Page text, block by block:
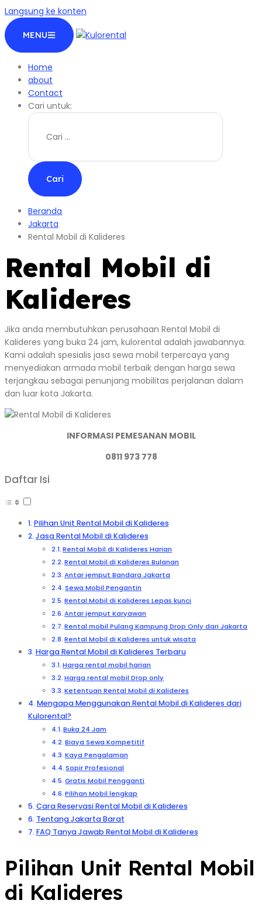
Langsung ke konten
MENU
Home
about
Contact
Cari untuk:
Beranda
Jakarta
Rental Mobil di Kalideres
Rental Mobil di
Kalideres
Jika anda membutuhkan perusahaan Rental Mobil di
Kalideres yang buka 24 jam, kulorental adalah jawabannya.
Kami adalah spesialis jasa sewa mobil terpercaya yang
menyediakan armada mobil terbaik dengan harga sewa
terjangkau sebagai penunjang mobilitas perjalanan dalam
dan luar kota Jakarta.
INFORMASI PEMESANAN MOBIL
0811 973 778
Daftar Isi
Pilihan Unit Rental Mobil di Kalideres
Jasa Rental Mobil di Kalideres
Rental Mobil di Kalideres Harian
Rental Mobil di Kalideres Bulanan
Antar jemput Bandara Jakarta
Sewa Mobil Pengantin
Rental Mobil di Kalideres Lepas kunci
Antar jemput Karyawan
Rental mobil Pulang Kampung Drop Only dari Jakarta
Rental Mobil di Kalideres untuk wisata
Harga Rental Mobil di Kalideres Terbaru
Harga rental mobil harian
Harga rental mobil Drop only
Ketentuan Rental Mobil di Kalideres
Mengapa Menggunakan Rental Mobil di Kalideres dari
Kulorental?
Buka 24 Jam
Biaya Sewa Kompetitif
Kaya Pengalaman
Sopir Profesional
Gratis Mobil Pengganti
Pilihan Mobil lengkap
Cara Reservasi Rental Mobil di Kalideres
Tentang Jakarta Barat
FAQ Tanya Jawab Rental Mobil di Kalideres
Pilihan Unit Rental Mobil
di Kalideres